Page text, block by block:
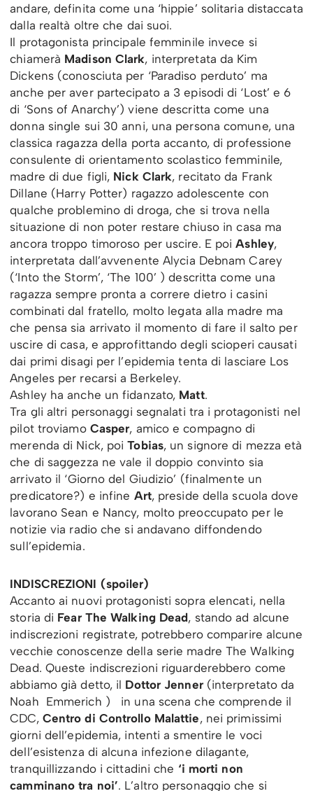
andare, definita come una ‘hippie’ solitaria distaccata
dalla realtà oltre che dai suoi.
Il protagonista principale femminile invece si
chiamerà Madison Clark, interpretata da Kim
Dickens (conosciuta per ‘Paradiso perduto’ ma
anche per aver partecipato a 3 episodi di ‘Lost’ e 6
di ‘Sons of Anarchy’) viene descritta come una
donna single sui 30 anni, una persona comune, una
classica ragazza della porta accanto, di professione
consulente di orientamento scolastico femminile,
madre di due figli, Nick Clark, recitato da Frank
Dillane (Harry Potter) ragazzo adolescente con
qualche problemino di droga, che si trova nella
situazione di non poter restare chiuso in casa ma
ancora troppo timoroso per uscire. E poiAshley,
interpretata dall’avvenente Alycia Debnam Carey
(‘Into the Storm’, ‘The 100’ ) descritta come una
ragazza sempre pronta a correre dietro i casini
combinati dal fratello, molto legata alla madre ma
che pensa sia arrivato il momento di fare il salto per
uscire di casa, e approfittando degli scioperi causati
dai primi disagi per l’epidemia tenta di lasciare Los
Angeles per recarsi a Berkeley.
Ashley ha anche un fidanzato, Matt.
Tra gli altri personaggi segnalati tra i protagonisti nel
pilot troviamo Casper, amico e compagno di
merenda di Nick, poiTobias, un signore di mezza età
che di saggezza ne vale il doppio convinto sia
arrivato il ‘Giorno del Giudizio’ (finalmente un
predicatore?) e infine Art, preside della scuola dove
lavorano Sean e Nancy, molto preoccupato per le
notizie via radio che si andavano diffondendo
sull’epidemia.
INDISCREZIONI (spoiler)
Accanto ai nuovi protagonisti sopra elencati, nella
storia di Fear The Walking Dead, stando ad alcune
indiscrezioni registrate, potrebbero comparire alcune
vecchie conoscenze della serie madre The Walking
Dead. Queste indiscrezioni riguarderebbero come
abbiamo già detto, il Dottor Jenner (interpretato da
Noah Emmerich )
in una scena che comprende il
CDC, Centro di Controllo Malattie, nei primissimi
giorni dell’epidemia, intenti a smentire le voci
dell’esistenza di alcuna infezione dilagante,
tranquillizzando i cittadini che ‘i morti non
camminano tra noi’. L’altro personaggio che si